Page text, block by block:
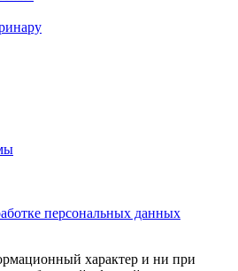
персональных данных
характер и ни при